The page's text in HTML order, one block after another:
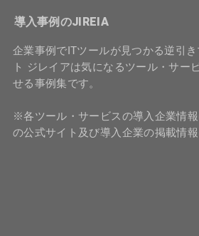
導入事例のJIREIA
企業事例でITツールが見つかる逆引
ト ジレイアは気になるツール・サー
せる事例集です。
※各ツール・サービスの導入企業情
の公式サイト及び導入企業の掲載情報